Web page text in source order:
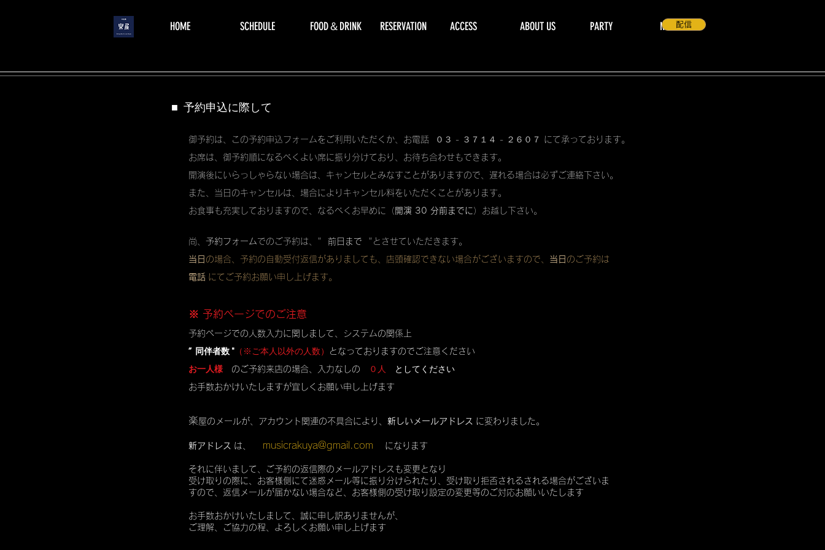
menu HOME SCHEDULE FOOD＆DRINK RESERVATION ACCESS ABOUT US PARTY NEWS配信
■ 予約申込に際して
御予約は、この予約申込フォームをご利用いただくか、お電話 ０３ - ３７１４ - ２６０７ にて承っております。
お席は、御予約順になるべくよい席に振り分けており、お待ち合わせもできます。
開演後にいらっしゃらない場合は、キャンセルとみなすことがありますので、遅れる場合は必ずご連絡下さい。
また、当日のキャンセルは、場合によりキャンセル料をいただくことがあります。
お食事も充実しておりますので、なるべくお早めに（ 開演 30 分前までに）お越し下さい。
尚、 予約フォームでのご予約は、" 前日まで "とさせていただきます。
当日 の場合、予約の自動受付返信がありましても、店頭確認できない場合がございますので、 当日 のご予約は
電話 にてご予約お願い申し上げます。
※ 予約ページでのご注意
予約ページでの人数入力に関しまして、システムの関係上
” 同伴者数 " （※ご本人以外の人数） となっておりますのでご注意ください
お一人様 のご予約来店の場合、入力なしの ０人 としてください
お手数おかけいたしますが宜しくお願い申し上げます
楽屋のメールが、アカウント関連の不具合により、 新しいメールアドレス に変わりました。
新アドレス は、 musicrakuya@gmail.com になります
それに伴いまして、ご予約の返信際のメールアドレスも変更となり
受け取りの際に、お客様側にて迷惑メール等に振り分けられたり、受け取り拒否されるされる場合がございま
すので、返信メールが届かない場合など、お客様側の受け取り設定の変更等のご対応お願いいたします
お手数おかけいたしまして、誠に申し訳ありませんが、
ご理解、ご協力の程、よろしくお願い申し上げます